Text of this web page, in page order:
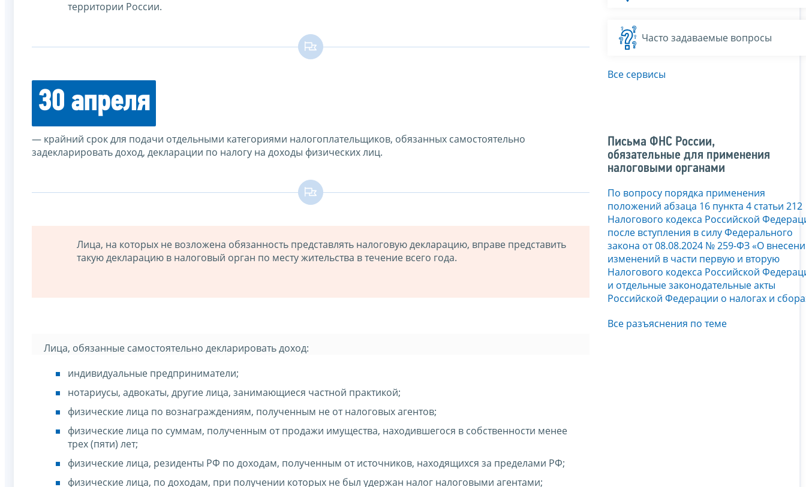
территории России.
30 апреля
— крайний срок для подачи отдельными категориями налогоплательщиков, обязанных самостоятельно
задекларировать доход, декларации по налогу на доходы физических лиц.
Лица, на которых не возложена обязанность представлять налоговую декларацию, вправе представить
такую декларацию в налоговый орган по месту жительства в течение всего года.
Лица, обязанные самостоятельно декларировать доход:
индивидуальные предприниматели;
нотариусы, адвокаты, другие лица, занимающиеся частной практикой;
физические лица по вознаграждениям, полученным не от налоговых агентов;
физические лица по суммам, полученным от продажи имущества, находившегося в собственности менее
трех (пяти) лет;
физические лица, резиденты РФ по доходам, полученным от источников, находящихся за пределами РФ;
физические лица, по доходам, при получении которых не был удержан налог налоговыми агентами;
Часто задаваемые вопросы
Все сервисы
Письма ФНС России,
обязательные для применения
налоговыми органами
По вопросу порядка применения
положений абзаца 16 пункта 4 статьи 212
Налогового кодекса Российской
после вступления в силу Федерального
закона от 08.08.2024 № 259-ФЗ «О
изменений в части первую и вторую
Налогового кодекса Российской
и отдельные законодательные акты
Российской Федерации о налогах и
Все разъяснения по теме